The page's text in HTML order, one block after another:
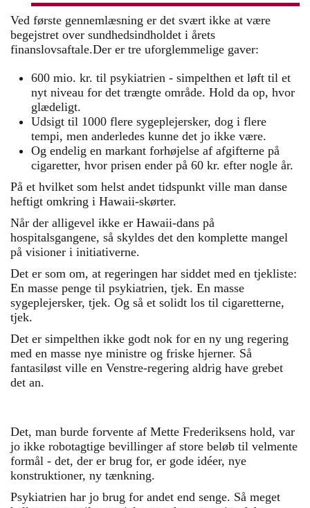
Ved første gennemlæsning er det svært ikke at være
begejstret over sundhedsindholdet i årets
finanslovsaftale.Der er tre uforglemmelige gaver:
600 mio. kr. til psykiatrien - simpelthen et løft til et
nyt niveau for det trængte område. Hold da op, hvor
glædeligt.
Udsigt til 1000 flere sygeplejersker, dog i flere
tempi, men anderledes kunne det jo ikke være.
Og endelig en markant forhøjelse af afgifterne på
cigaretter, hvor prisen ender på 60 kr. efter nogle år.
På et hvilket som helst andet tidspunkt ville man danse
heftigt omkring i Hawaii-skørter.
Når der alligevel ikke er Hawaii-dans på
hospitalsgangene, så skyldes det den komplette mangel
på visioner i initiativerne.
Det er som om, at regeringen har siddet med en tjekliste:
En masse penge til psykiatrien, tjek. En masse
sygeplejersker, tjek. Og så et solidt los til cigaretterne,
tjek.
Det er simpelthen ikke godt nok for en ny ung regering
med en masse nye ministre og friske hjerner. Så
fantasiløst ville en Venstre-regering aldrig have grebet
det an.
Det, man burde forvente af Mette Frederiksens hold, var
jo ikke robotagtige bevillinger af store beløb til velmente
formål - det, der er brug for, er gode idéer, nye
konstruktioner, ny tænkning.
Psykiatrien har jo brug for andet end senge. Så meget